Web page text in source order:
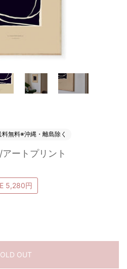
料無料※沖縄・離島除く
/アートプリント
5,280円
OUT